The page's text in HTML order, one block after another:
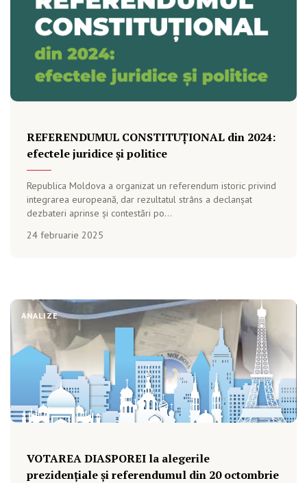
REFERENDUMUL CONSTITUȚIONAL din 2024:
efectele juridice și politice
Republica Moldova a organizat un referendum istoric privind
integrarea europeană, dar rezultatul strâns a declanșat
dezbateri aprinse și contestări po...
24 februarie 2025
ANALIZE
VOTAREA DIASPOREI la alegerile
prezidențiale și referendumul din 20 octombrie